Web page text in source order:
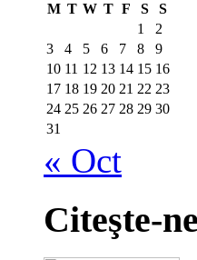
M T W T F S
S
1
2
3
4 5 6 7 8
9
10 11 12 13 14 15 16
17 18 19 20 21 22 23
24 25 26 27 28 29 30
31
« Oct
Citeşte-